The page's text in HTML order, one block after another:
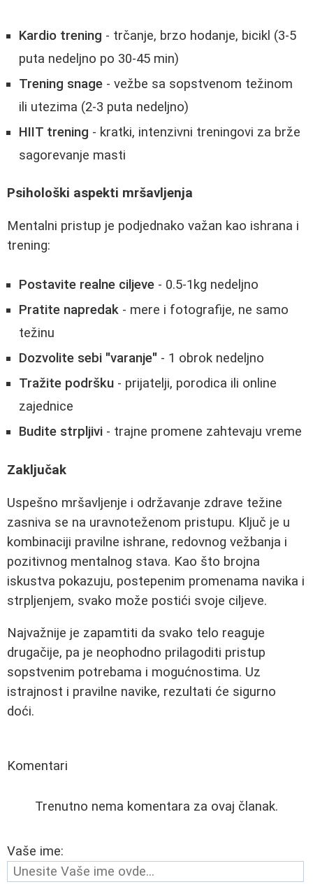
Kardio trening - trčanje, brzo hodanje, bicikl (3-5
puta nedeljno po 30-45 min)
Trening snage - vežbe sa sopstvenom težinom
ili utezima (2-3 puta nedeljno)
HIIT trening - kratki, intenzivni treningovi za brže
sagorevanje masti
Psihološki aspekti mršavljenja
Mentalni pristup je podjednako važan kao ishrana i
trening:
Postavite realne ciljeve - 0.5-1kg nedeljno
Pratite napredak - mere i fotografije, ne samo
težinu
Dozvolite sebi "varanje" - 1 obrok nedeljno
Tražite podršku - prijatelji, porodica ili online
zajednice
Budite strpljivi - trajne promene zahtevaju vreme
Zaključak
Uspešno mršavljenje i održavanje zdrave težine
zasniva se na uravnoteženom pristupu. Ključ je u
kombinaciji pravilne ishrane, redovnog vežbanja i
pozitivnog mentalnog stava. Kao što brojna
iskustva pokazuju, postepenim promenama navika i
strpljenjem, svako može postići svoje ciljeve.
Najvažnije je zapamtiti da svako telo reaguje
drugačije, pa je neophodno prilagoditi pristup
sopstvenim potrebama i mogućnostima. Uz
istrajnost i pravilne navike, rezultati će sigurno
doći.
Komentari
Trenutno nema komentara za ovaj članak.
Vaše ime: